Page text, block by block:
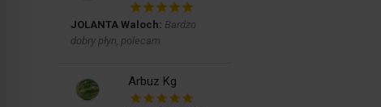
JOLANTA Waloch: Bardzo
dobry płyn, polecam
Arbuz Kg